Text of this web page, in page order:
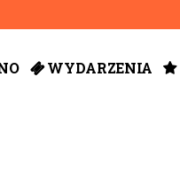
WYDARZENIA